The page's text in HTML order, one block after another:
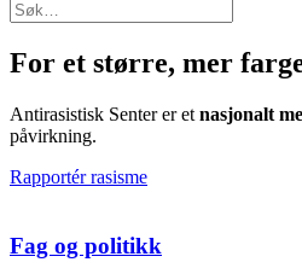
Søk
etter:
For et større, mer
Antirasistisk Senter er et nasjonalt
påvirkning.
Rapportér rasisme
Fag og politikk